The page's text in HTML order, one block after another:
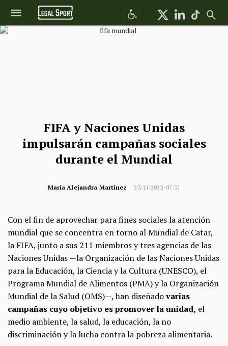
Abrir barra de herramientas
FIFA y Naciones Unidas
impulsarán campañas sociales
durante el Mundial
María Alejandra Martínez 23/11/2022-07:31
Con el fin de aprovechar para fines sociales la atención
mundial que se concentra en torno al Mundial de Catar,
la FIFA, junto a sus 211 miembros y tres agencias de las
Naciones Unidas —la Organización de las Naciones Unidas
para la Educación, la Ciencia y la Cultura (UNESCO), el
Programa Mundial de Alimentos (PMA) y la Organización
Mundial de la Salud (OMS)—, han diseñadovarias
campañas cuyo objetivo es promover la unidad, el
medio ambiente, la salud, la educación, la no
discriminación y la lucha contra la pobreza alimentaria.